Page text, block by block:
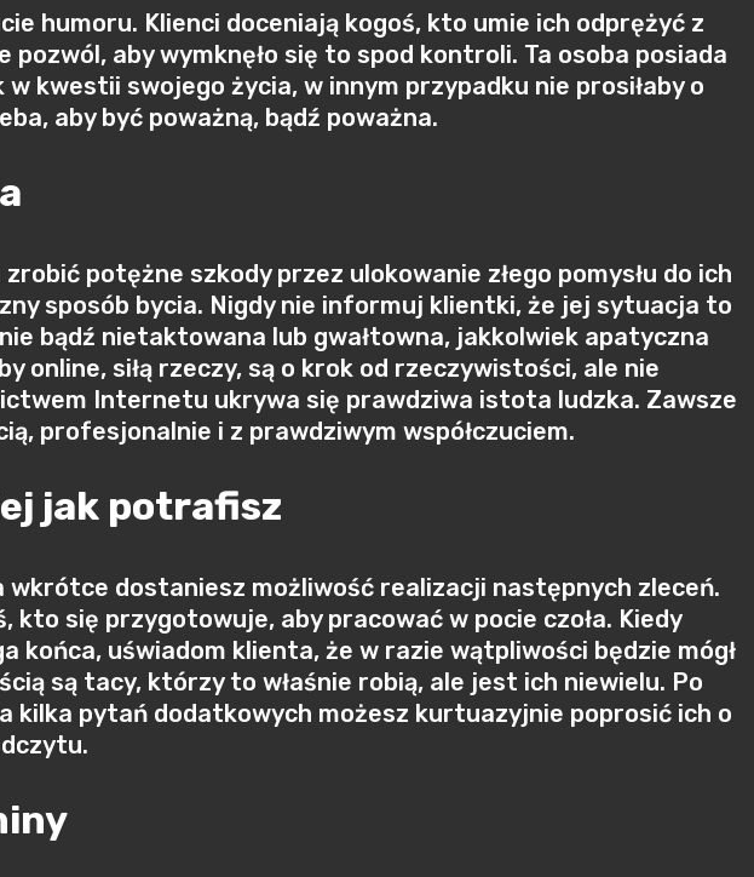
humoru. Klienci doceniają kogoś, kto umie ich odprężyć z
pozwól, aby wymknęło się to spod kontroli. Ta osoba posiada
kwestii swojego życia, w innym przypadku nie prosiłaby o
aby być poważną, bądź poważna.
potężne szkody przez ulokowanie złego pomysłu do ich
sposób bycia. Nigdy nie informuj klientki, że jej sytuacja to
bądź nietaktowana lub gwałtowna, jakkolwiek apatyczna
online, siłą rzeczy, są o krok od rzeczywistości, ale nie
Internetu ukrywa się prawdziwa istota ludzka. Zawsze
profesjonalnie i z prawdziwym współczuciem.
jak potrafisz
wkrótce dostaniesz możliwość realizacji następnych zleceń.
kto się przygotowuje, aby pracować w pocie czoła. Kiedy
końca, uświadom klienta, że w razie wątpliwości będzie mógł
są tacy, którzy to właśnie robią, ale jest ich niewielu. Po
kilka pytań dodatkowych możesz kurtuazyjnie poprosić ich o